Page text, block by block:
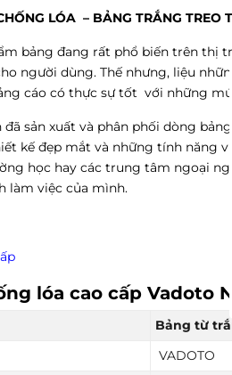
LÓA – BẢNG TRẮNG TREO
bảng đang rất phổ biến trên thị
người dùng. Thế nhưng, liệu
cáo có thực sự tốt với những
sản xuất và phân phối dòng
kế đẹp mắt và những tính năng
học hay các trung tâm ngoại
làm việc của mình.
lóa cao cấp Vadoto
Bảng từ
VADOTO